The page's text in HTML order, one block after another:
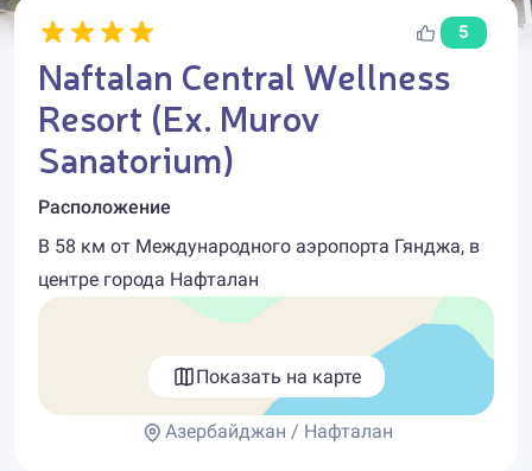
5
Naftalan Central Wellness
Resort (Ex. Murov
Sanatorium)
Расположение
В 58 км от Международного аэропорта Гянджа, в
центре города Нафталан
Показать на карте
Азербайджан / Нафталан